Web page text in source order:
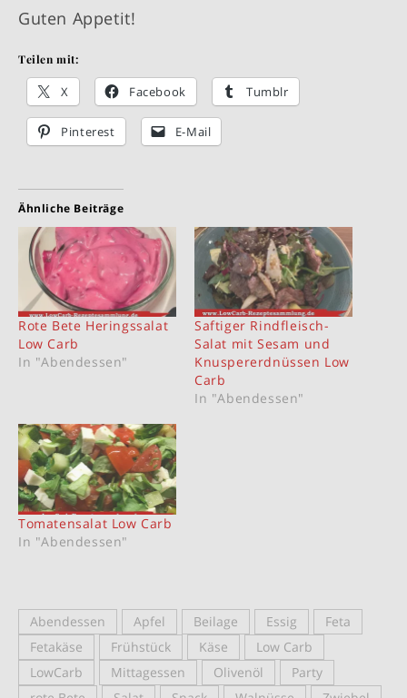
Guten Appetit!
Teilen mit:
X Facebook Tumblr
Pinterest E-Mail
Ähnliche Beiträge
Rote Bete Heringssalat
Low Carb
In "Abendessen"
Saftiger Rindfleisch-
Salat mit Sesam und
Knuspererdnüssen Low
Carb
In "Abendessen"
Tomatensalat Low Carb
In "Abendessen"
Abendessen Apfel Beilage Essig
Feta
Fetakäse
Frühstück Käse
Low Carb
LowCarb
Mittagessen Olivenöl
Party